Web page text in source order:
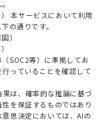
本サービスにおいて利用
の通りです。
）
SOC2等）に準拠してお
っていることを確認して
は、確率的な推論に基づ
を保証するものではあり
思決定においては、AIの